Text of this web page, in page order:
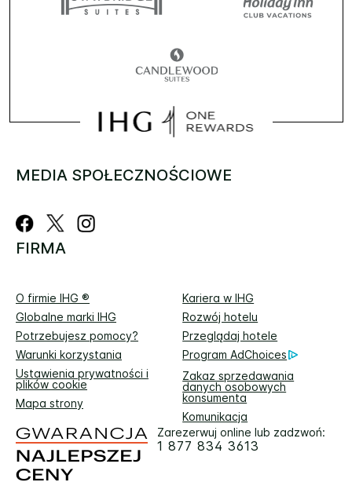
MEDIA SPOŁECZNOŚCIOWE
FIRMA
O firmie IHG ®
Kariera w IHG
Globalne marki IHG
Rozwój hotelu
Potrzebujesz pomocy?
Przeglądaj hotele
Warunki korzystania
Program AdChoices
Ustawienia prywatności i
plików cookie
Zakaz sprzedawania
danych osobowych
konsumenta
Mapa strony
Komunikacja
Zarezerwuj online lub zadzwoń:
1 877 834 3613